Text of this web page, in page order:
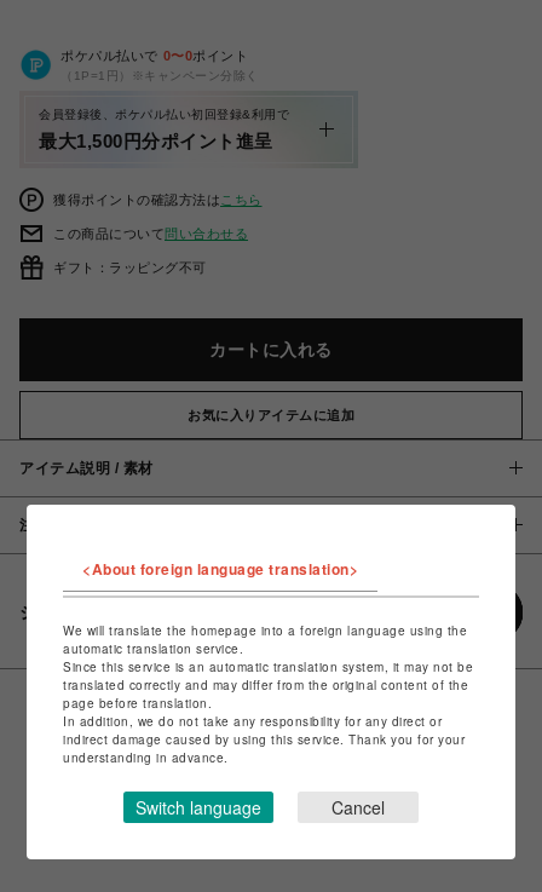
ポケパル払いで 0〜0ポイント
（1P=1円）※キャンペーン分除く
会員登録後、ポケパル払い初回登録&利用で
最大1,500円分ポイント進呈
獲得ポイントの確認方法は こちら
この商品について問い合わせる
ギフト：ラッピング不可
カートに入れる
お気に入りアイテムに追加
アイテム説明 / 素材
注意事項
シェアする
<About foreign language translation>
We will translate the homepage into a foreign language using the
automatic translation service.
Since this service is an automatic translation system, it may not be
translated correctly and may differ from the original content of the
page before translation.
In addition, we do not take any responsibility for any direct or
indirect damage caused by using this service. Thank you for your
understanding in advance.
Switch language Cancel